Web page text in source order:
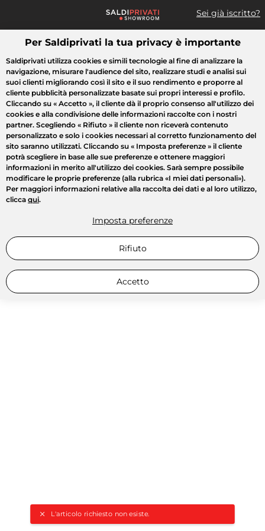
Sei già iscritto?
Cosa cerchi?
L'articolo richiesto non esiste.
Tutte le vendite Moda Casa Bellezza Elettrodomestici
Per Saldiprivati la tua privacy è importante
Saldiprivati utilizza cookies e simili tecnologie al fine di analizzare la
navigazione, misurare l'audience del sito, realizzare studi e analisi sui
suoi clienti migliorando così il sito e il suo rendimento e proporre al
cliente pubblicità personalizzate basate sui propri interessi e profilo.
Cliccando su « Accetto », il cliente dà il proprio consenso all'utilizzo dei
cookies e alla condivisione delle informazioni raccolte con i nostri
partner. Scegliendo « Rifiuto » il cliente non riceverà contenuto
personalizzato e solo i cookies necessari al corretto funzionamento del
sito saranno utilizzati. Cliccando su « Imposta preferenze » il cliente
potrà scegliere in base alle sue preferenze e ottenere maggiori
informazioni in merito all'utilizzo dei cookies. Sarà sempre possibile
modificare le proprie preferenze (alla rubrica «I miei dati personali»).
Per maggiori informazioni relative alla raccolta dei dati e al loro utilizzo,
clicca qui.
Imposta preferenze
Rifiuto
Accetto